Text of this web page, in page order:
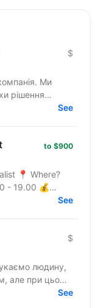
$
Ми
рішення
сервісиSee
to $900
📍 Where?
- 19.00 💰
company
See
$
але при цьому
справжнім
See